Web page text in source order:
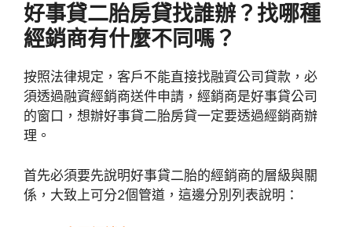
好事貸二胎房貸找誰辦？找哪種
經銷商有什麼不同嗎？
按照法律規定，客戶不能直接找融資公司貸款，必
須透過融資經銷商送件申請，經銷商是好事貸公司
的窗口，想辦好事貸二胎房貸一定要透過經銷商辦
理。
首先必須要先說明好事貸二胎的經銷商的層級與關
係，大致上可分2個管道，這邊分別列表說明：